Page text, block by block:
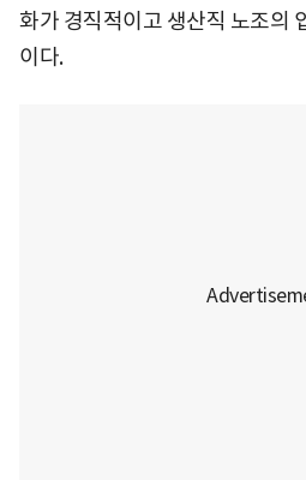
화가 경직적이고 생산직 노조의
이다.